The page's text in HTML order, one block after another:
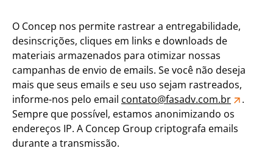
O Concep nos permite rastrear a entregabilidade,
desinscrições, cliques em links e downloads de
materiais armazenados para otimizar nossas
campanhas de envio de emails. Se você não deseja
mais que seus emails e seu uso sejam rastreados,
informe-nos pelo email contato@fasadv.com.br
.
Sempre que possível, estamos anonimizando os
endereços IP. A Concep Group criptografa emails
durante a transmissão.